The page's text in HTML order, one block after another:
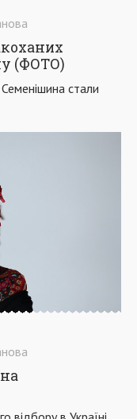
(ФОТО)
Семенішина стали